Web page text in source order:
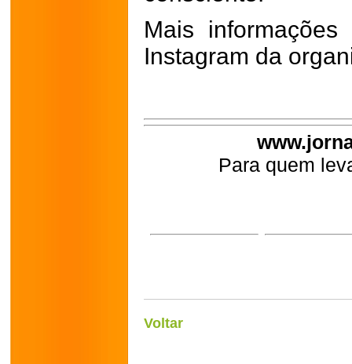
Mais
Instagram da
Para quem
Voltar